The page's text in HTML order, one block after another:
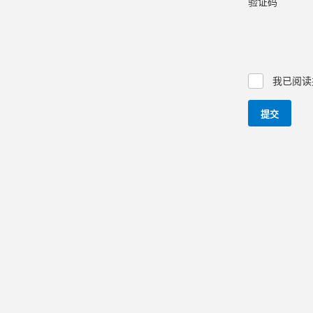
验证码
我已阅
提交